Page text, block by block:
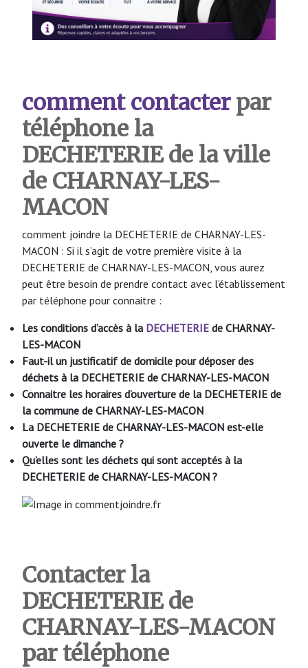
comment contacterpar
téléphone la
DECHETERIE de la ville
de CHARNAY-LES-
MACON
comment joindre la DECHETERIE de CHARNAY-LES-
MACON : Si il s’agit de votre première visite à la
DECHETERIE de CHARNAY-LES-MACON, vous aurez
peut être besoin de prendre contact avec l’établissement
par téléphone pour connaitre :
Les conditions d’accès à la DECHETERIE de CHARNAY-
LES-MACON
Faut-il un justificatif de domicile pour déposer des
déchets à la DECHETERIE de CHARNAY-LES-MACON
Connaitre les horaires d’ouverture de la DECHETERIE de
la commune de CHARNAY-LES-MACON
La DECHETERIE de CHARNAY-LES-MACON est-elle
ouverte le dimanche ?
Qu’elles sont les déchets qui sont acceptés à la
DECHETERIE de CHARNAY-LES-MACON ?
Contacter la
DECHETERIE de
CHARNAY-LES-MACON
par téléphone